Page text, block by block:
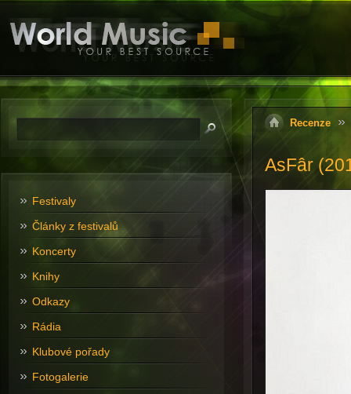
Recenze
AsFâr
Festivaly
Články z festivalů
Koncerty
Knihy
Odkazy
Rádia
Klubové pořady
Fotogalerie